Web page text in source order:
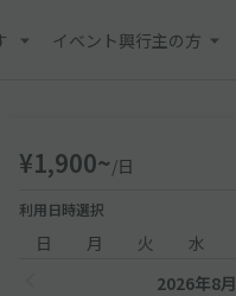
イベント興行主の方
¥1,900~/日
利用日時選択
日 月 火 水
2026年8月